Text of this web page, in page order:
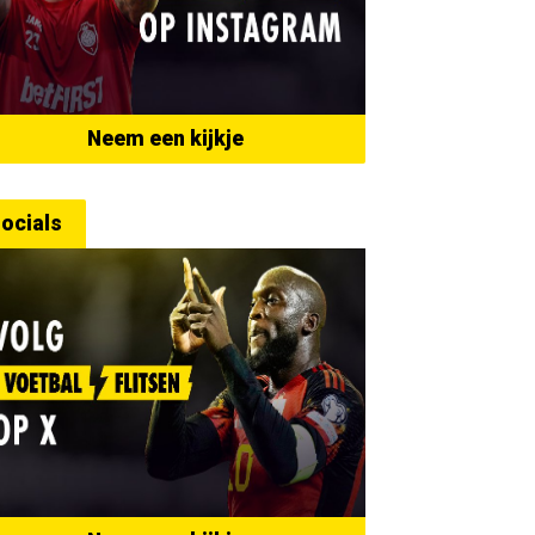
Neem een kijkje